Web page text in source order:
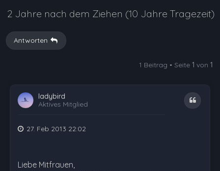
2 Jahre nach dem Ziehen (10 Jahre Tragezeit)
Antworten
1 Beitrag • Seite 1 von 1
ladybird
Aktives Mitglied
Zitat
27. Feb 2013 22:02
Liebe Mitfrauen,